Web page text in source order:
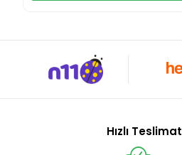
Hızlı Teslimat